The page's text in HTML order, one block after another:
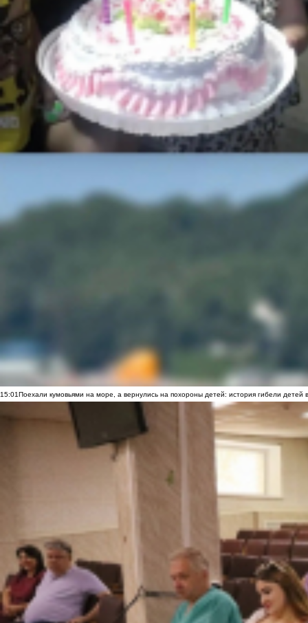
15:01Поехали кумовьями на море, а вернулись на похороны детей: история гибели детей